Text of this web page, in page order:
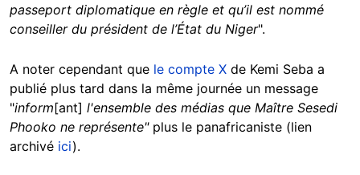
passeport diplomatique en règle et qu’il est nommé
conseiller du président de l’État du Niger".
A noter cependant que le compte X de Kemi Seba a
publié plus tard dans la même journée un message
"inform[ant] l'ensemble des médias que Maître Sesedi
Phooko ne représente" plus le panafricaniste (lien
archivé ici).